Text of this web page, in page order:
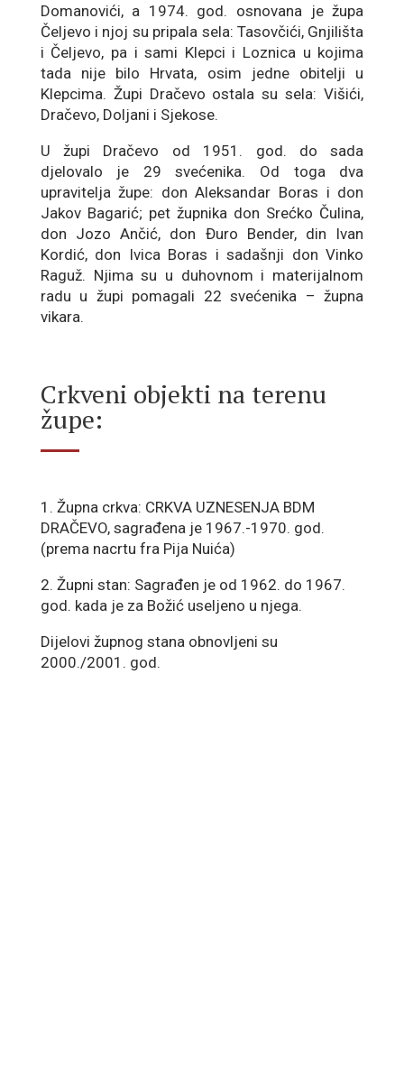
Domanovići, a 1974. god. osnovana je župa
Čeljevo i njoj su pripala sela: Tasovčići, Gnjilišta
i Čeljevo, pa i sami Klepci i Loznica u kojima
tada nije bilo Hrvata, osim jedne obitelji u
Klepcima. Župi Dračevo ostala su sela: Višići,
Dračevo, Doljani i Sjekose.
U župi Dračevo od 1951. god. do sada
djelovalo je 29 svećenika. Od toga dva
upravitelja župe: don Aleksandar Boras i don
Jakov Bagarić; pet župnika don Srećko Čulina,
don Jozo Ančić, don Đuro Bender, din Ivan
Kordić, don Ivica Boras i sadašnji don Vinko
Raguž. Njima su u duhovnom i materijalnom
radu u župi pomagali 22 svećenika – župna
vikara.
Crkveni objekti na terenu
župe:
1. Župna crkva: CRKVA UZNESENJA BDM
DRAČEVO, sagrađena je 1967.-1970. god.
(prema nacrtu fra Pija Nuića)
2. Župni stan: Sagrađen je od 1962. do 1967.
god. kada je za Božić useljeno u njega.
Dijelovi župnog stana obnovljeni su
2000./2001. god.